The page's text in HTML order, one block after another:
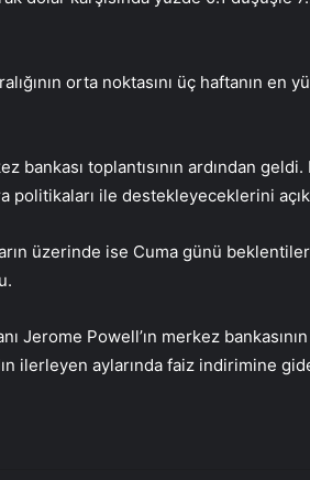
orta noktasını üç haftanın en
bankası toplantısının ardından geldi.
ile destekleyeceklerini
üzerinde ise Cuma günü
Jerome Powell’ın merkez
ilerleyen aylarında faiz indirimine